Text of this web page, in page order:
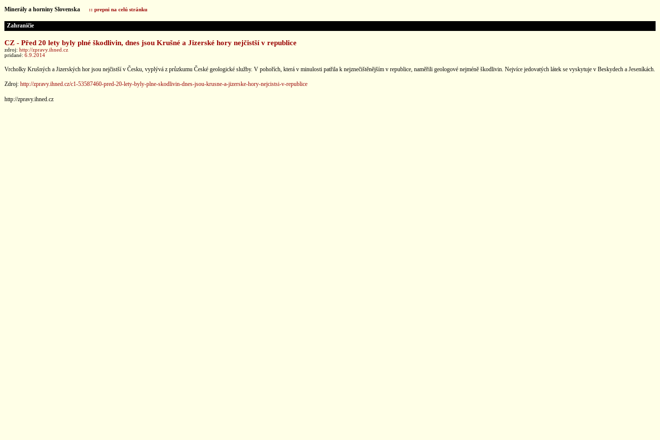
Minerály a horniny Slovenska :: prepni na celú stránku
Zahraničie
CZ - Před 20 lety byly plné škodlivin, dnes jsou Krušné a Jizerské hory nejčistší v republice
zdroj: http://zpravy.ihned.cz
pridané: 6.9.2014
Vrcholky Krušných a Jizerských hor jsou nejčistší v Česku, vyplývá z průzkumu České geologické služby. V pohořích, která v minulosti patřila k nejznečištěnějším v republice, naměřili geologové nejméně škodlivin. Nejvíce jedovatých látek se vyskytuje v Beskydech a Jeseníkách.
Zdroj: http://zpravy.ihned.cz/c1-53587460-pred-20-lety-byly-plne-skodlivin-dnes-jsou-krusne-a-jizerske-hory-nejcistsi-v-republice
http://zpravy.ihned.cz